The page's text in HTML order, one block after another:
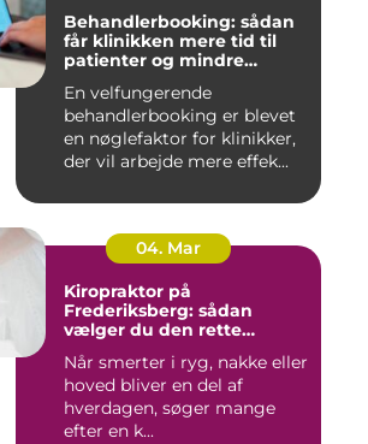
Behandlerbooking: sådan
får klinikken mere tid til
patienter og mindre
En velfungerende
behandlerbooking er blevet
en nøglefaktor for klinikker,
der vil arbejde mere effek...
04. Mar
Kiropraktor på
Frederiksberg: sådan
vælger du den rette
Når smerter i ryg, nakke eller
hoved bliver en del af
hverdagen, søger mange
efter en k...